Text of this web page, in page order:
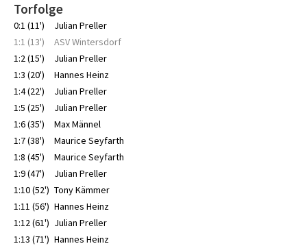
Torfolge
0:1 (11')
Julian Preller
1:1 (13')
ASV Wintersdorf
1:2 (15')
Julian Preller
1:3 (20')
Hannes Heinz
1:4 (22')
Julian Preller
1:5 (25')
Julian Preller
1:6 (35')
Max Männel
1:7 (38')
Maurice Seyfarth
1:8 (45')
Maurice Seyfarth
1:9 (47')
Julian Preller
1:10 (52') Tony Kämmer
1:11 (56') Hannes Heinz
1:12 (61') Julian Preller
1:13 (71') Hannes Heinz